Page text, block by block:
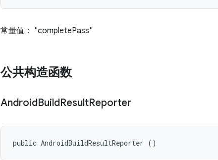
常量值： "completePass"
公共构造函数
AndroidBuildResultReporter
public AndroidBuildResultReporter ()